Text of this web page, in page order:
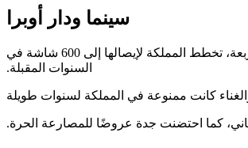
سينما ودار أوبرا
في مطلع 2018، رفعت السعودية حظرًا فرضته طويلًا على إنشاء دور السينما، فدشنت ‏‏فوكس أول دار عرض سينمائي في الرياض. وصل عدد دور السينماء ‏لأربعة، تخطط المملكة لإيصالها إلى 600 شاشة في
السنوات المقبلة.‏
كما احتضنت جدة عروضًا للمصارعة الحرة.‏